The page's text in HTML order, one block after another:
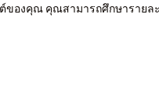
ของคุณ คุณสามารถศึกษารายล